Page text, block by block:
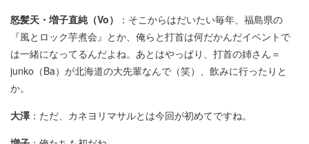
怒髪天・増子直純（Vo）
：そこからはだいたい毎年、福島県の
『風とロック芋煮会』とか、俺らと打首は何だかんだイベントで
は一緒になってるんだよね。あとはやっぱり、打首の姉さん＝
junko（Ba）が北海道の大先輩なんで（笑）、飲みに行ったりと
か。
大澤：ただ、カネヨリマサルとは今回が初めてですね。